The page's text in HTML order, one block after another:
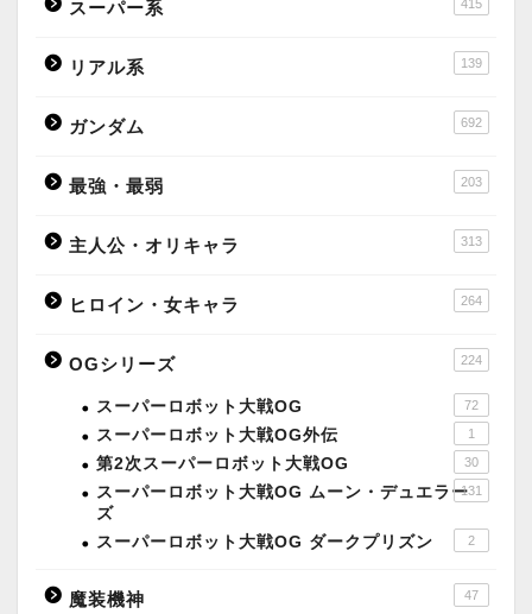
スーパー系 415
リアル系 139
ガンダム 692
最強・最弱 203
主人公・オリキャラ 313
ヒロイン・女キャラ 264
OGシリーズ 224
スーパーロボット大戦OG 72
スーパーロボット大戦OG外伝 1
第2次スーパーロボット大戦OG 30
スーパーロボット大戦OG ムーン・デュエラー
ズ
131
スーパーロボット大戦OG ダークプリズン 2
魔装機神 47